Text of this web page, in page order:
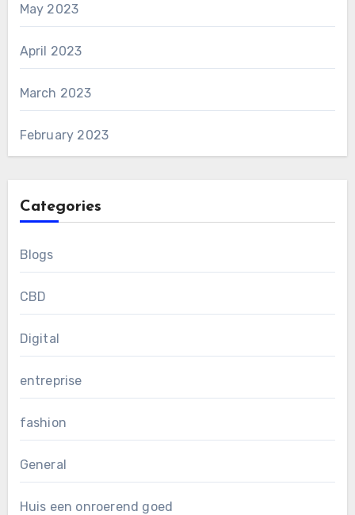
May 2023
April 2023
March 2023
February 2023
Categories
Blogs
CBD
Digital
entreprise
fashion
General
Huis een onroerend goed